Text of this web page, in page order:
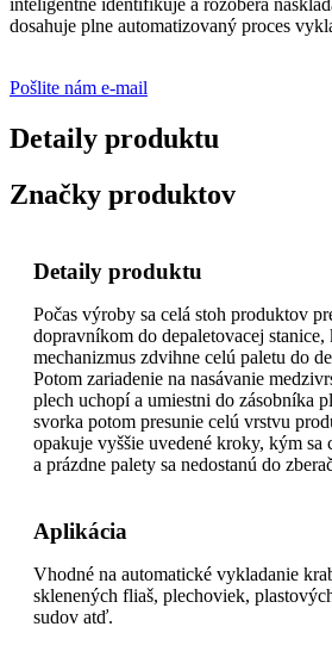
inteligentne identifikuje a rozoberá
dosahuje plne automatizovaný proces
Pošlite nám e-mail
Detaily produktu
Značky produktov
Detaily produktu
Počas výroby sa celá stoh produktov
dopravníkom do depaletovacej
mechanizmus zdvihne celú paletu do
Potom zariadenie na nasávanie
plech uchopí a umiestni do zásobníka
svorka potom presunie celú vrstvu
opakuje vyššie uvedené kroky, kým sa
a prázdne palety sa nedostanú do
Aplikácia
Vhodné na automatické vykladanie
sklenených fliaš, plechoviek,
sudov atď.